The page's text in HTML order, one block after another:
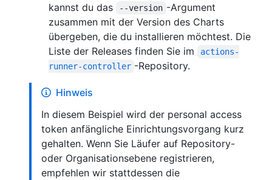
kannst du das
--version -Argument
zusammen mit der Version des Charts
übergeben, die du installieren möchtest. Die
Liste der Releases finden Sie im
actions-
runner-controller -Repository.
Hinweis
In diesem Beispiel wird der personal access
token anfängliche Einrichtungsvorgang kurz
gehalten. Wenn Sie Läufer auf Repository-
oder Organisationsebene registrieren,
empfehlen wir stattdessen die